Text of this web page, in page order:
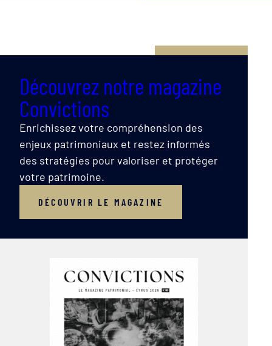
Découvrez notre magazine
Convictions
Enrichissez votre compréhension des
enjeux patrimoniaux et restez informés
des stratégies pour valoriser et protéger
votre patrimoine.
DÉCOUVRIR LE MAGAZINE